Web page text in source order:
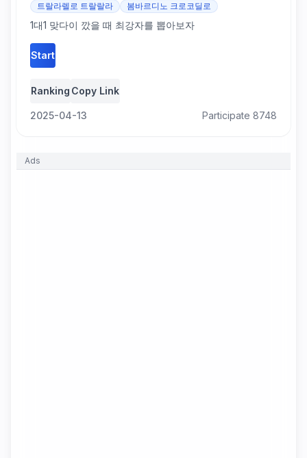
트랄라렐로 트랄랄라 봄바르디노 크로코딜로
1대1 맞다이 깠을 때 최강자를 뽑아보자
Start
Ranking Copy Link
2025-04-13 Participate 8748
Ads